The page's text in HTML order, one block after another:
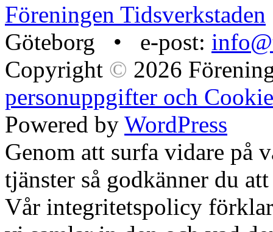
Föreningen Tidsverkstaden
Göteborg • e-post:
Copyright © 2026
personuppgifter och
Powered by WordPress
Genom att surfa vidare på
tjänster så godkänner du
Vår integritetspolicy